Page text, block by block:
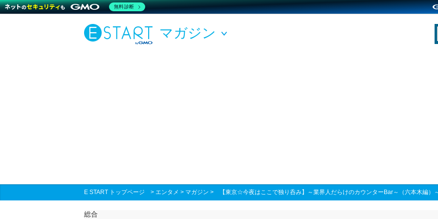
マガジン
E START トップページ > エンタメ > マガジン > 【東京☆今夜はここで独り呑み】～業界人だらけのカウンターBar～（六本木編）
総合
無料診断